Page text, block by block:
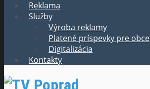
Reklama
Služby
Výroba reklamy
Platené príspevky pre obce
Digitalizácia
Kontakty